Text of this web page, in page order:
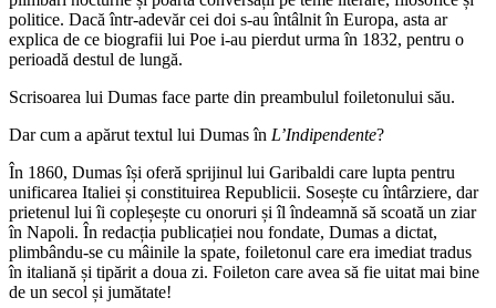
politice. Dacă într-adevăr cei doi s-au întâlnit în Europa, asta ar
explica de ce biografii lui Poe i-au pierdut urma în 1832, pentru o
perioadă destul de lungă.
Scrisoarea lui Dumas face parte din preambulul foiletonului său.
Dar cum a apărut textul lui Dumas în L’Indipendente?
În 1860, Dumas își oferă sprijinul lui Garibaldi care lupta pentru
unificarea Italiei și constituirea Republicii. Sosește cu întârziere, dar
prietenul lui îi copleșește cu onoruri și îl îndeamnă să scoată un ziar
în Napoli. În redacția publicației nou fondate, Dumas a dictat,
plimbându-se cu mâinile la spate, foiletonul care era imediat tradus
în italiană și tipărit a doua zi. Foileton care avea să fie uitat mai bine
de un secol și jumătate!